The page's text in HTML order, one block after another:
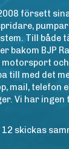
försett
Till både
bakom BJP
till med det
mail, telefon
Vi har ingen
skickas